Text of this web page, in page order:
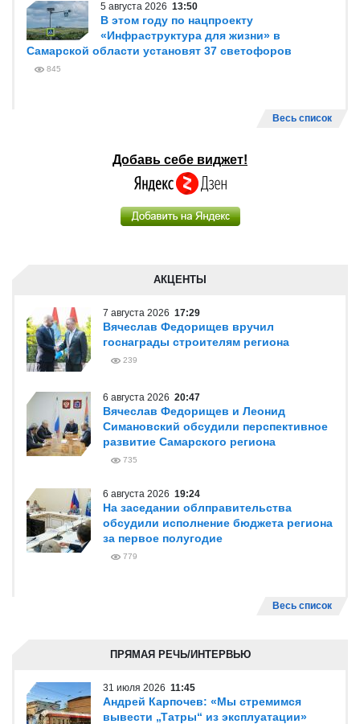
5 августа 2026 13:50
В этом году по нацпроекту
«Инфраструктура для жизни» в
Самарской области установят 37 светофоров
845
Весь список
Добавь себе виджет!
АКЦЕНТЫ
7 августа 2026 17:29
Вячеслав Федорищев вручил
госнаграды строителям региона
239
6 августа 2026 20:47
Вячеслав Федорищев и Леонид
Симановский обсудили перспективное
развитие Самарского региона
735
6 августа 2026 19:24
На заседании облправительства
обсудили исполнение бюджета региона
за первое полугодие
779
Весь список
ПРЯМАЯ РЕЧЬ/ИНТЕРВЬЮ
31 июля 2026 11:45
Андрей Карпочев: «Мы стремимся
вывести „Татры“ из эксплуатации»